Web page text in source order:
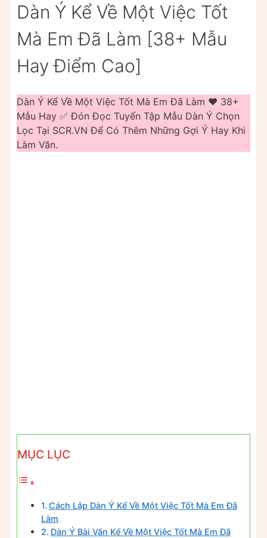
Dàn Ý Kể Về Một Việc Tốt
Mà Em Đã Làm [38+ Mẫu
Hay Điểm Cao]
Dàn Ý Kể Về Một Việc Tốt Mà Em Đã Làm ❤️️ 38+
Mẫu Hay ✅ Đón Đọc Tuyển Tập Mẫu Dàn Ý Chọn
Lọc Tại SCR.VN Để Có Thêm Những Gợi Ý Hay Khi
Làm Văn.
MỤC LỤC
Cách Lập Dàn Ý Kể Về Một Việc Tốt Mà Em Đã
Làm
Dàn Ý Bài Văn Kể Về Một Việc Tốt Mà Em Đã